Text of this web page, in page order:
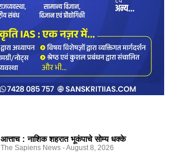
आत्ताच : नाशिक शहरात भूकंपाचे सोम्य धक्के
The Sapiens News August 8, 2026